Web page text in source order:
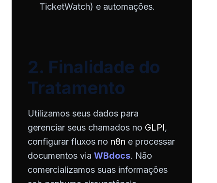
TicketWatch) e automações.
2. Finalidade do
Tratamento
Utilizamos seus dados para
gerenciar seus chamados no GLPI,
configurar fluxos no n8n e processar
documentos via WBdocs. Não
comercializamos suas informações